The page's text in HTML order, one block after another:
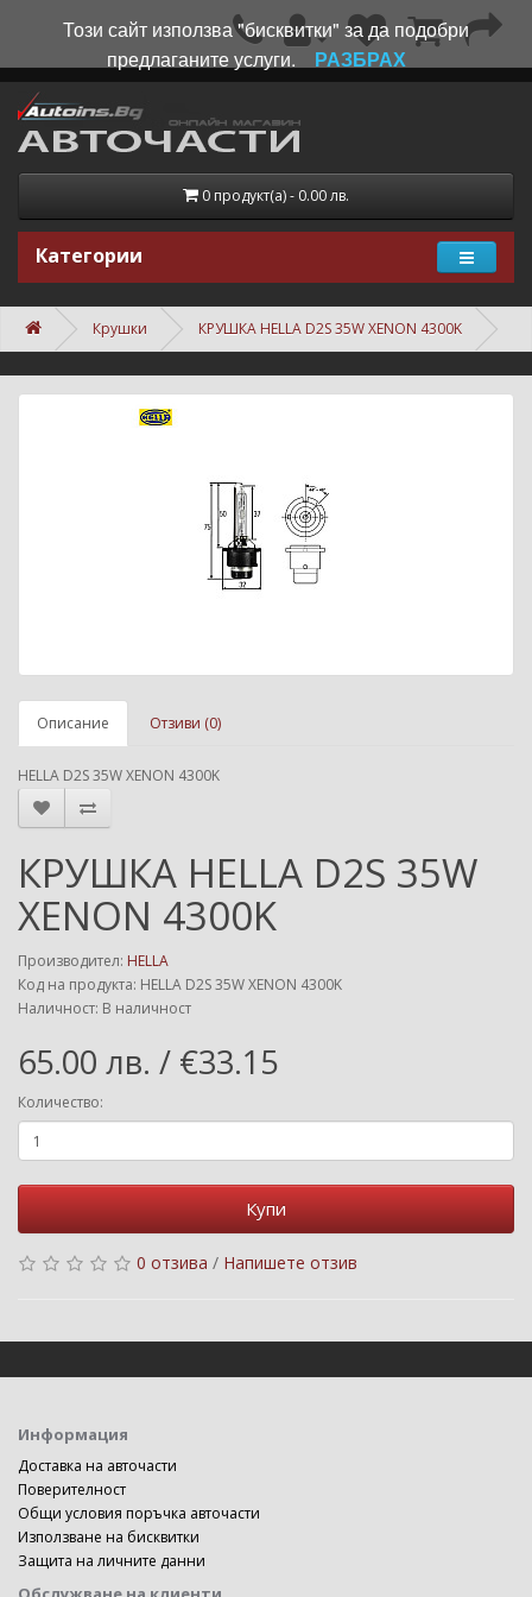
0 продукт(а) - 0.00 лв.
Категории
Крушки КРУШКА HELLA D2S 35W XENON 4300K
Описание Отзиви (0)
HELLA D2S 35W XENON 4300K
КРУШКА HELLA D2S 35W
XENON 4300K
Производител: HELLA
Код на продукта: HELLA D2S 35W XENON 4300K
Наличност: В наличност
65.00 лв. / €33.15
Количество:
Купи
0 отзива / Напишете отзив
Информация
Доставка на авточасти
Поверителност
Общи условия поръчка авточасти
Използване на бисквитки
Защита на личните данни
Този сайт използва "бисквитки" за да подобри
предлаганите услуги.
РАЗБРАХ